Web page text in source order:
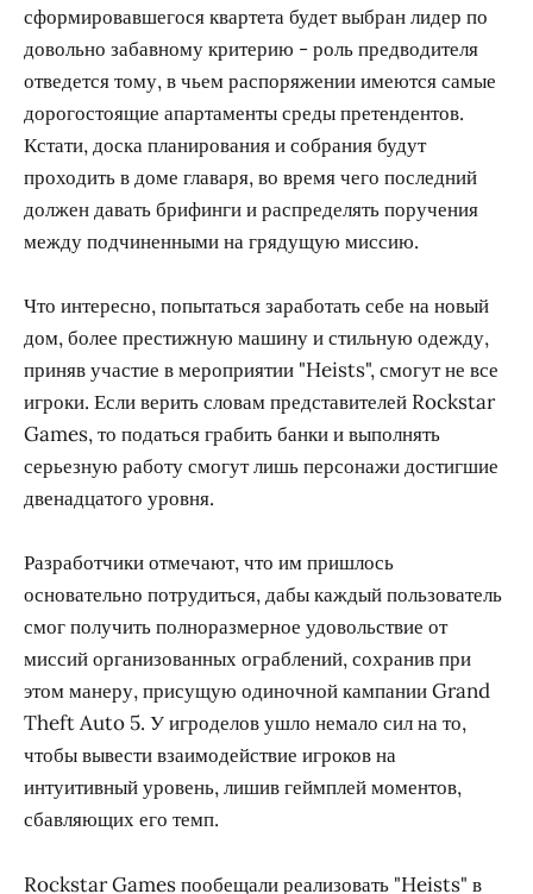
сформировавшегося квартета будет выбран лидер по
довольно забавному критерию - роль предводителя
отведется тому, в чьем распоряжении имеются самые
дорогостоящие апартаменты среды претендентов.
Кстати, доска планирования и собрания будут
проходить в доме главаря, во время чего последний
должен давать брифинги и распределять поручения
между подчиненными на грядущую миссию.
Что интересно, попытаться заработать себе на новый
дом, более престижную машину и стильную одежду,
приняв участие в мероприятии "Heists", смогут не все
игроки. Если верить словам представителей Rockstar
Games, то податься грабить банки и выполнять
серьезную работу смогут лишь персонажи достигшие
двенадцатого уровня.
Разработчики отмечают, что им пришлось
основательно потрудиться, дабы каждый пользователь
смог получить полноразмерное удовольствие от
миссий организованных ограблений, сохранив при
этом манеру, присущую одиночной кампании Grand
Theft Auto 5. У игроделов ушло немало сил на то,
чтобы вывести взаимодействие игроков на
интуитивный уровень, лишив геймплей моментов,
сбавляющих его темп.
Rockstar Games пообещали реализовать "Heists" в